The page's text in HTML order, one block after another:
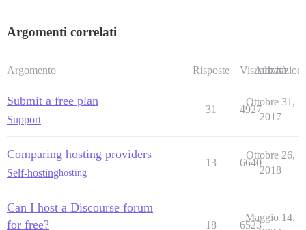
Argomenti correlati
Argomento Risposte Visualizzazioni
Attività
Submit a free plan
Support
31 4927
Ottobre 31,
2017
Comparing hosting providers
Self-hostinghosting
13 6640
Ottobre 26,
2018
Can I host a Discourse forum
for free?
18 6523
Maggio 14,